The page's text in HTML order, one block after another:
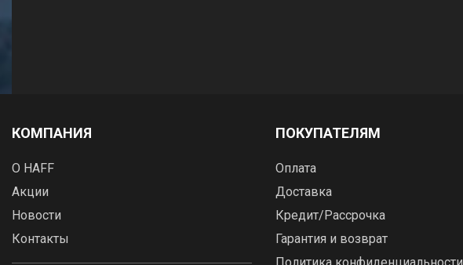
КОМПАНИЯ
О HAFF
Акции
Новости
Контакты
ПОКУПАТЕЛЯМ
Оплата
Доставка
Кредит/Рассрочка
Гарантия и возврат